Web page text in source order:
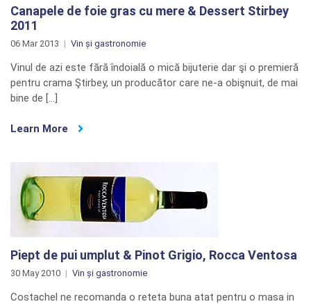
Canapele de foie gras cu mere & Dessert Stirbey
2011
06 Mar 2013 Vin și gastronomie
Vinul de azi este fără îndoială o mică bijuterie dar şi o premieră
pentru crama Ştirbey, un producător care ne-a obişnuit, de mai
bine de […]
Learn More
Piept de pui umplut & Pinot Grigio, Rocca Ventosa
30 May 2010 Vin și gastronomie
Costachel ne recomanda o reteta buna atat pentru o masa in